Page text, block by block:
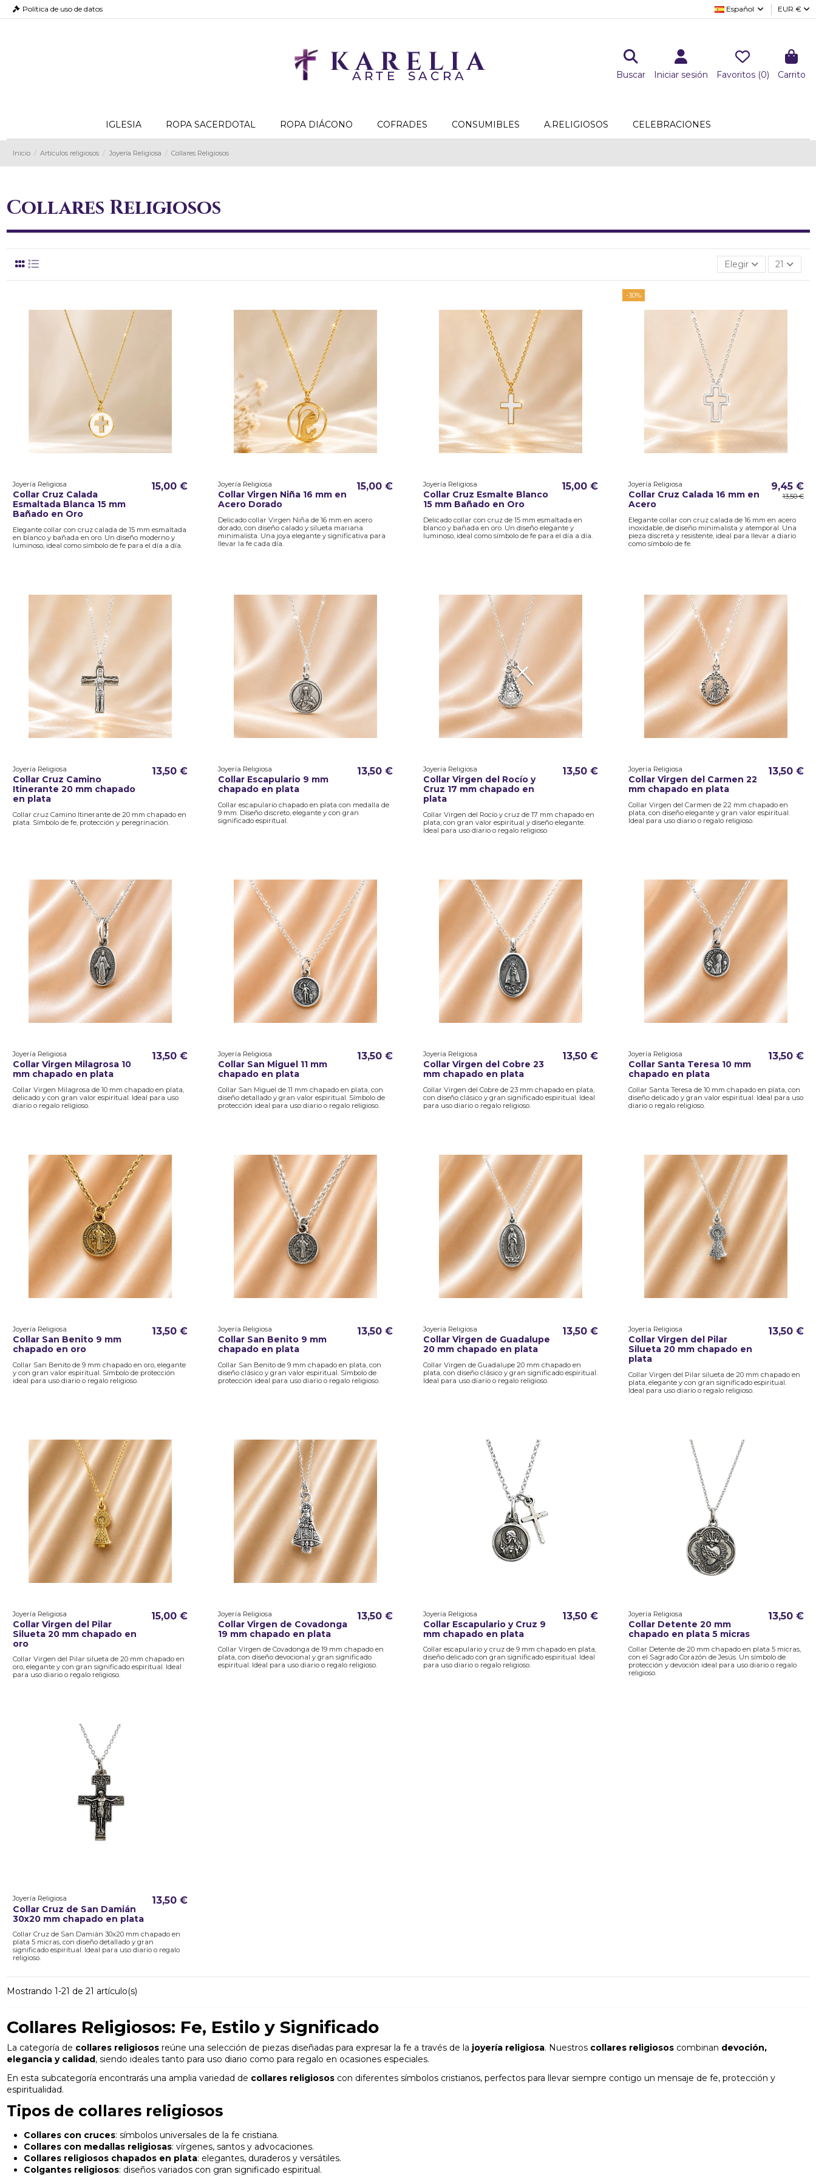
Política de uso de datos Español EUR €
Buscar Iniciar sesión Favoritos (0) Carrito
IGLESIA ROPA SACERDOTAL ROPA DIÁCONO COFRADES CONSUMIBLES A.RELIGIOSOS CELEBRACIONES
Inicio Artículos religiosos Joyería Religiosa Collares Religiosos
Collares Religiosos
Elegir 21
Joyería Religiosa
Collar Cruz Calada
Esmaltada Blanca 15 mm
Bañado en Oro
15,00 €
Elegante collar con cruz calada de 15 mm esmaltada
en blanco y bañada en oro. Un diseño moderno y
luminoso, ideal como símbolo de fe para el día a día.
Joyería Religiosa
Collar Virgen Niña 16 mm en
Acero Dorado
15,00 €
Delicado collar Virgen Niña de 16 mm en acero
dorado, con diseño calado y silueta mariana
minimalista. Una joya elegante y significativa para
llevar la fe cada día.
Joyería Religiosa
Collar Cruz Esmalte Blanco
15 mm Bañado en Oro
15,00 €
Delicado collar con cruz de 15 mm esmaltada en
blanco y bañada en oro. Un diseño elegante y
luminoso, ideal como símbolo de fe para el día a día.
-30%
Joyería Religiosa
Collar Cruz Calada 16 mm en
Acero
9,45 €
13,50 €
Elegante collar con cruz calada de 16 mm en acero
inoxidable, de diseño minimalista y atemporal. Una
pieza discreta y resistente, ideal para llevar a diario
como símbolo de fe.
Joyería Religiosa
Collar Cruz Camino
Itinerante 20 mm chapado
en plata
13,50 €
Collar cruz Camino Itinerante de 20 mm chapado en
plata. Símbolo de fe, protección y peregrinación.
Joyería Religiosa
Collar Escapulario 9 mm
chapado en plata
13,50 €
Collar escapulario chapado en plata con medalla de
9 mm. Diseño discreto, elegante y con gran
significado espiritual.
Joyería Religiosa
Collar Virgen del Rocío y
Cruz 17 mm chapado en
plata
13,50 €
Collar Virgen del Rocío y cruz de 17 mm chapado en
plata, con gran valor espiritual y diseño elegante.
Ideal para uso diario o regalo religioso
Joyería Religiosa
Collar Virgen del Carmen 22
mm chapado en plata
13,50 €
Collar Virgen del Carmen de 22 mm chapado en
plata, con diseño elegante y gran valor espiritual.
Ideal para uso diario o regalo religioso.
Joyería Religiosa
Collar Virgen Milagrosa 10
mm chapado en plata
13,50 €
Collar Virgen Milagrosa de 10 mm chapado en plata,
delicado y con gran valor espiritual. Ideal para uso
diario o regalo religioso.
Joyería Religiosa
Collar San Miguel 11 mm
chapado en plata
13,50 €
Collar San Miguel de 11 mm chapado en plata, con
diseño detallado y gran valor espiritual. Símbolo de
protección ideal para uso diario o regalo religioso.
Joyería Religiosa
Collar Virgen del Cobre 23
mm chapado en plata
13,50 €
Collar Virgen del Cobre de 23 mm chapado en plata,
con diseño clásico y gran significado espiritual. Ideal
para uso diario o regalo religioso.
Joyería Religiosa
Collar Santa Teresa 10 mm
chapado en plata
13,50 €
Collar Santa Teresa de 10 mm chapado en plata, con
diseño delicado y gran valor espiritual. Ideal para uso
diario o regalo religioso.
Joyería Religiosa
Collar San Benito 9 mm
chapado en oro
13,50 €
Collar San Benito de 9 mm chapado en oro, elegante
y con gran valor espiritual. Símbolo de protección
ideal para uso diario o regalo religioso.
Joyería Religiosa
Collar San Benito 9 mm
chapado en plata
13,50 €
Collar San Benito de 9 mm chapado en plata, con
diseño clásico y gran valor espiritual. Símbolo de
protección ideal para uso diario o regalo religioso.
Joyería Religiosa
Collar Virgen de Guadalupe
20 mm chapado en plata
13,50 €
Collar Virgen de Guadalupe 20 mm chapado en
plata, con diseño clásico y gran significado espiritual.
Ideal para uso diario o regalo religioso.
Joyería Religiosa
Collar Virgen del Pilar
Silueta 20 mm chapado en
plata
13,50 €
Collar Virgen del Pilar silueta de 20 mm chapado en
plata, elegante y con gran significado espiritual.
Ideal para uso diario o regalo religioso.
Joyería Religiosa
Collar Virgen del Pilar
Silueta 20 mm chapado en
oro
15,00 €
Collar Virgen del Pilar silueta de 20 mm chapado en
oro, elegante y con gran significado espiritual. Ideal
para uso diario o regalo religioso.
Joyería Religiosa
Collar Virgen de Covadonga
19 mm chapado en plata
13,50 €
Collar Virgen de Covadonga de 19 mm chapado en
plata, con diseño devocional y gran significado
espiritual. Ideal para uso diario o regalo religioso.
Joyería Religiosa
Collar Escapulario y Cruz 9
mm chapado en plata
13,50 €
Collar escapulario y cruz de 9 mm chapado en plata,
diseño delicado con gran significado espiritual. Ideal
para uso diario o regalo religioso.
Joyería Religiosa
Collar Detente 20 mm
chapado en plata 5 micras
13,50 €
Collar Detente de 20 mm chapado en plata 5 micras,
con el Sagrado Corazón de Jesús. Un símbolo de
protección y devoción ideal para uso diario o regalo
religioso.
Joyería Religiosa
Collar Cruz de San Damián
30x20 mm chapado en plata
13,50 €
Collar Cruz de San Damián 30x20 mm chapado en
plata 5 micras, con diseño detallado y gran
significado espiritual. Ideal para uso diario o regalo
religioso.
Mostrando 1-21 de 21 artículo(s)
Collares Religiosos: Fe, Estilo y Significado
La categoría de collares religiososreúne una selección de piezas diseñadas para expresar la fe a través de la joyería religiosa. Nuestros collares religiososcombinan devoción,
elegancia y calidad , siendo ideales tanto para uso diario como para regalo en ocasiones especiales.
En esta subcategoría encontrarás una amplia variedad de collares religiososcon diferentes símbolos cristianos, perfectos para llevar siempre contigo un mensaje de fe, protección y
espiritualidad.
Tipos de collares religiosos
Collares con cruces: símbolos universales de la fe cristiana.
Collares con medallas religiosas: vírgenes, santos y advocaciones.
Collares religiosos chapados en plata: elegantes, duraderos y versátiles.
Colgantes religiosos: diseños variados con gran significado espiritual.